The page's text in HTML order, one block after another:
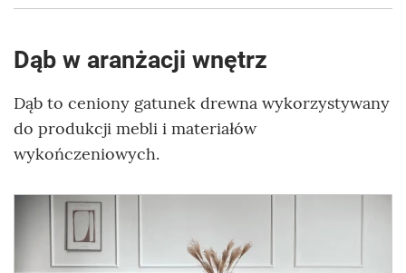
Dąb w aranżacji wnętrz
Dąb to ceniony gatunek drewna wykorzystywany
do produkcji mebli i materiałów
wykończeniowych.